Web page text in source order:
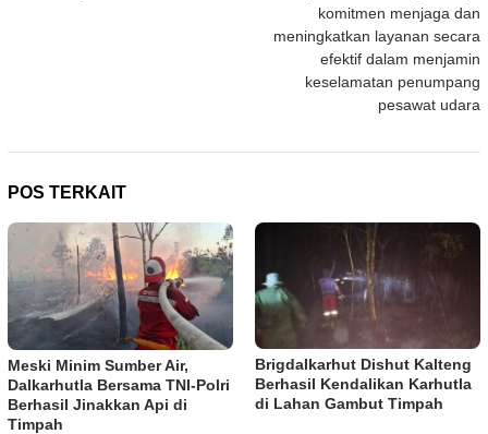
komitmen menjaga dan
meningkatkan layanan secara
efektif dalam menjamin
keselamatan penumpang
pesawat udara
POS TERKAIT
Meski Minim Sumber Air,
Dalkarhutla Bersama TNI-Polri
Berhasil Jinakkan Api di
Timpah
Brigdalkarhut Dishut Kalteng
Berhasil Kendalikan Karhutla
di Lahan Gambut Timpah